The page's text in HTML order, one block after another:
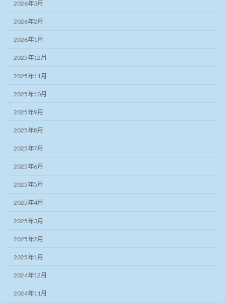
2026年3月
2026年2月
2026年1月
2025年12月
2025年11月
2025年10月
2025年9月
2025年8月
2025年7月
2025年6月
2025年5月
2025年4月
2025年3月
2025年2月
2025年1月
2024年12月
2024年11月